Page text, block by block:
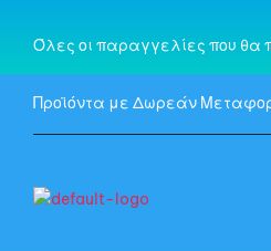
Όλες οι παραγγελίες που θα
Προϊόντα με Δωρεάν